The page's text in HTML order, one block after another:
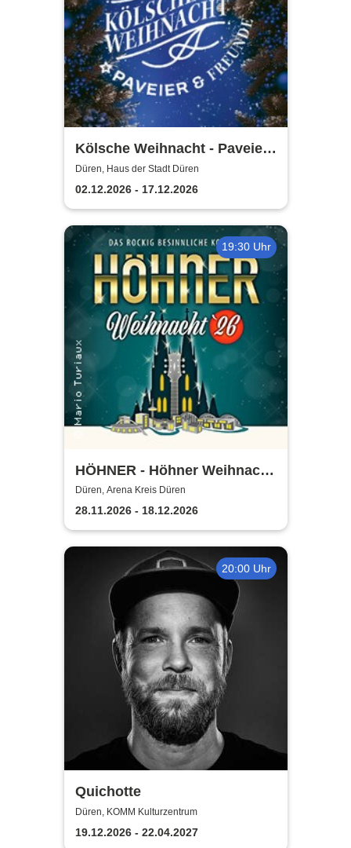
Kölsche Weihnacht - Paveier
& Freunde 2026
Düren, Haus der Stadt Düren
02.12.2026 - 17.12.2026
19:30 Uhr
HÖHNER - Höhner Weihnacht
2026
Düren, Arena Kreis Düren
28.11.2026 - 18.12.2026
20:00 Uhr
Quichotte
Düren, KOMM Kulturzentrum
19.12.2026 - 22.04.2027